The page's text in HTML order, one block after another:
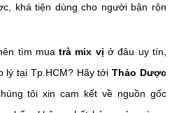
khá tiện dùng cho người bận rộn
tìm muatrà mix vị ở đâu uy tín,
lý tại Tp.HCM? Hãy tớiThảo Dược
tôi xin cam kết về nguồn gốc